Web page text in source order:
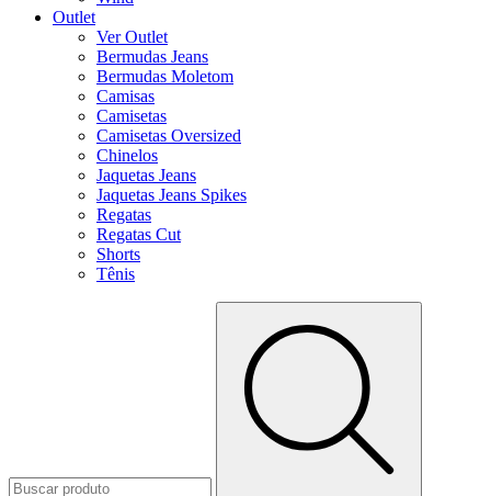
Outlet
Ver Outlet
Bermudas Jeans
Bermudas Moletom
Camisas
Camisetas
Camisetas Oversized
Chinelos
Jaquetas Jeans
Jaquetas Jeans Spikes
Regatas
Regatas Cut
Shorts
Tênis